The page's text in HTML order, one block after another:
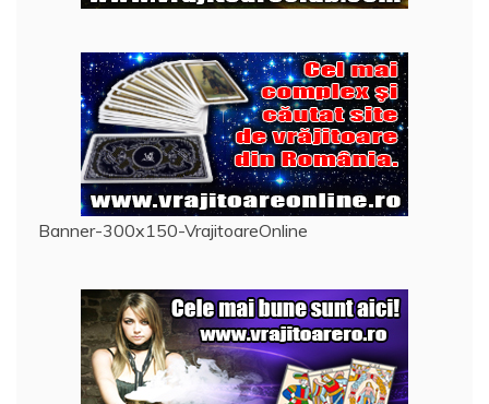
Banner-300x150-VrajitoareOnline